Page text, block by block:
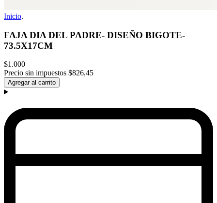
Inicio.
FAJA DIA DEL PADRE- DISEÑO BIGOTE-
73.5X17CM
$1.000
Precio sin impuestos $826,45
Agregar al carrito